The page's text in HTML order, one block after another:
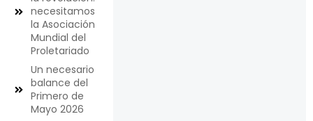
necesitamos
la Asociación
Mundial del
Proletariado
Un necesario
balance del
Primero de
Mayo 2026